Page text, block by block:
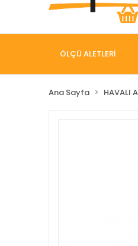
ÖLÇÜ ALETLERİ
Ana Sayfa HAVALI